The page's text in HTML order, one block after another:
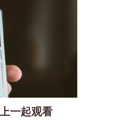
一起观看